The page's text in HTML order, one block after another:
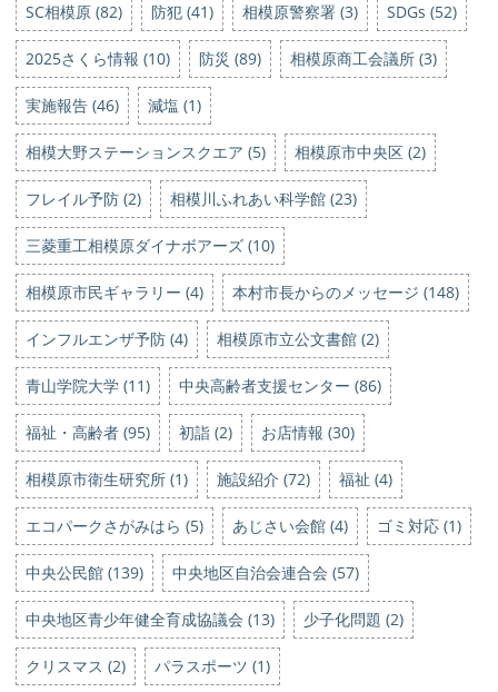
SC相模原 (82) 防犯 (41) 相模原警察署 (3) SDGs (52)
2025さくら情報 (10) 防災 (89) 相模原商工会議所 (3)
実施報告 (46) 減塩 (1)
相模大野ステーションスクエア (5) 相模原市中央区 (2)
フレイル予防 (2) 相模川ふれあい科学館 (23)
三菱重工相模原ダイナボアーズ (10)
相模原市民ギャラリー (4) 本村市長からのメッセージ (148)
インフルエンザ予防 (4) 相模原市立公文書館 (2)
青山学院大学 (11) 中央高齢者支援センター (86)
福祉・高齢者 (95) 初詣 (2) お店情報 (30)
相模原市衛生研究所 (1) 施設紹介 (72) 福祉 (4)
エコパークさがみはら (5) あじさい会館 (4) ゴミ対応 (1)
中央公民館 (139) 中央地区自治会連合会 (57)
中央地区青少年健全育成協議会 (13) 少子化問題 (2)
クリスマス (2) パラスポーツ (1)